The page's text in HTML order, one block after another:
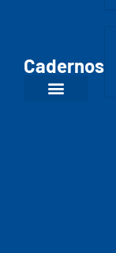
Cadernos